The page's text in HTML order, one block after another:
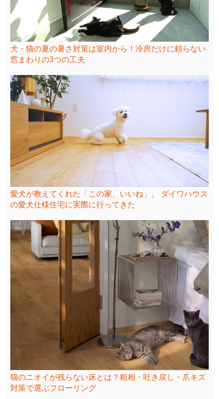
犬・猫の夏の暑さ対策は室内から！冷房だけに頼らない
窓まわりの3つの工夫
愛犬が教えてくれた「この家、いいね」。 ダイワハウス
の愛犬仕様住宅に実際に行ってきた
猫のニオイが残らない床とは？粗相・吐き戻し・爪キズ
対策で選ぶフローリング